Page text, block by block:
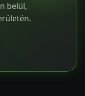
belül,